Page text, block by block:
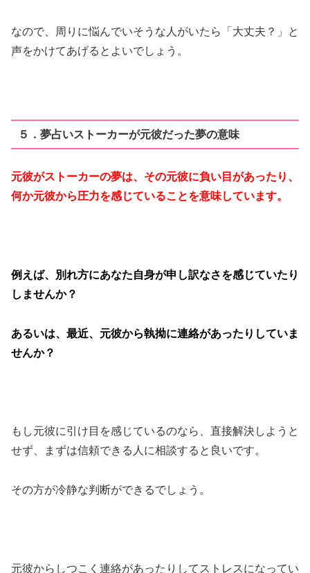
なので、周りに悩んでいそうな人がいたら「大丈夫？」と
声をかけてあげるとよいでしょう。
５．夢占いストーカーが元彼だった夢の意味
元彼がストーカーの夢は、その元彼に負い目があったり、
何か元彼から圧力を感じていることを意味しています。
例えば、別れ方にあなた自身が申し訳なさを感じていたり
しませんか？
あるいは、最近、元彼から執拗に連絡があったりしていま
せんか？
もし元彼に引け目を感じているのなら、直接解決しようと
せず、まずは信頼できる人に相談すると良いです。
その方が冷静な判断ができるでしょう。
元彼からしつこく連絡があったりしてストレスになってい